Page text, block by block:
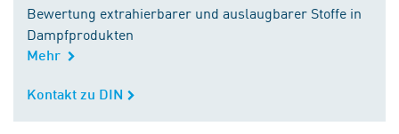
Bewertung extrahierbarer und auslaugbarer Stoffe in
Dampfprodukten
Mehr
Kontakt zu DIN
Kontakt zu DIN